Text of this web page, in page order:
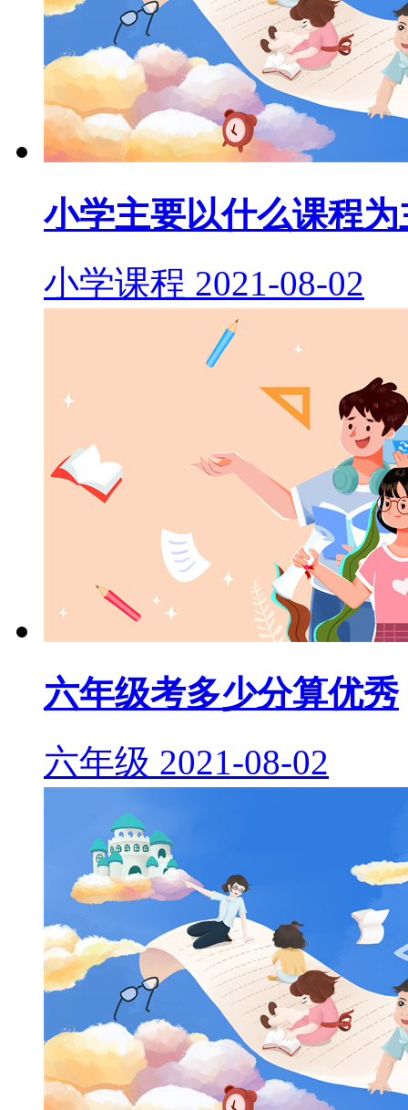
小学主要以什么课程为
小学课程 2021-08-02
六年级考多少分算优秀
六年级 2021-08-02